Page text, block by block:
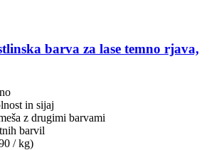
barva za lase temno rjava,
in sijaj
z drugimi barvami
barvil
/ kg)